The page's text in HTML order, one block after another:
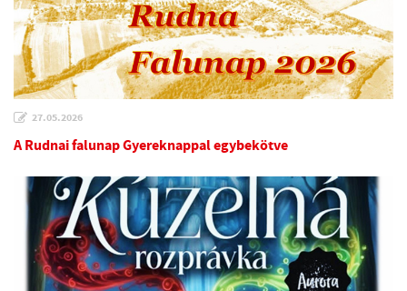
27.05.2026
A Rudnai falunap Gyereknappal egybekötve